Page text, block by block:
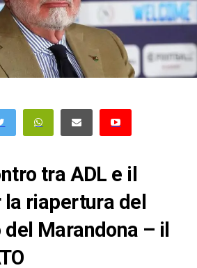
tra ADL e il
la riapertura del
Marandona – il